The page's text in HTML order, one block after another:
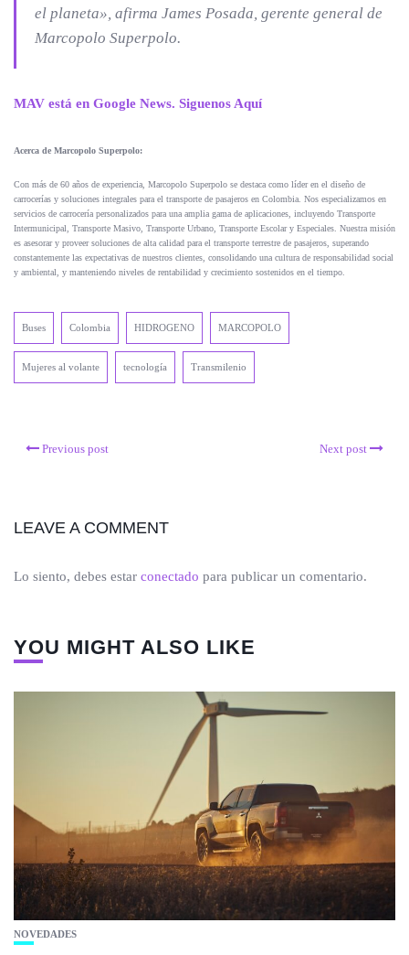
el planeta», afirma James Posada, gerente general de
Marcopolo Superpolo.
MAV está en Google News. Siguenos Aquí
Acerca de Marcopolo Superpolo:
Con más de 60 años de experiencia, Marcopolo Superpolo se destaca como líder en el diseño de
carrocerías y soluciones integrales para el transporte de pasajeros en Colombia. Nos especializamos en
servicios de carrocería personalizados para una amplia gama de aplicaciones, incluyendo Transporte
Intermunicipal, Transporte Masivo, Transporte Urbano, Transporte Escolar y Especiales. Nuestra misión
es asesorar y proveer soluciones de alta calidad para el transporte terrestre de pasajeros, superando
constantemente las expectativas de nuestros clientes, consolidando una cultura de responsabilidad social
y ambiental, y manteniendo niveles de rentabilidad y crecimiento sostenidos en el tiempo.
Buses Colombia HIDROGENO MARCOPOLO
Mujeres al volante tecnología Transmilenio
Previous post Next post
LEAVE A COMMENT
Lo siento, debes estar conectado para publicar un comentario.
YOU MIGHT ALSO LIKE
NOVEDADES